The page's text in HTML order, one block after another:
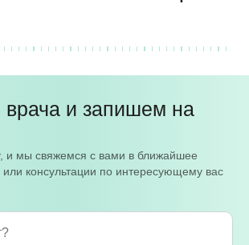
и запишем на
и мы свяжемся с вами в ближайшее
консультации по интересующему вас